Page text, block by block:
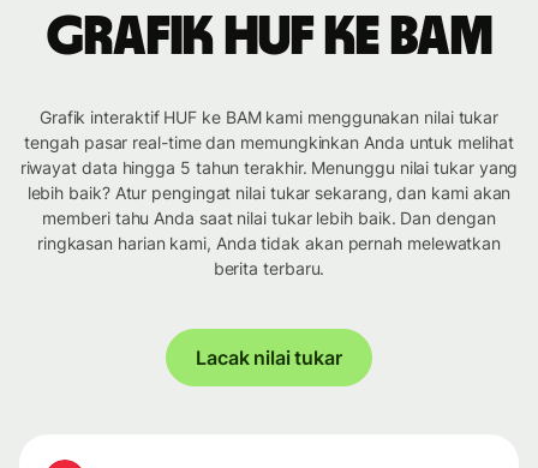
Grafik HUF ke BAM
Grafik interaktif HUF ke BAM kami menggunakan nilai tukar
tengah pasar real-time dan memungkinkan Anda untuk melihat
riwayat data hingga 5 tahun terakhir. Menunggu nilai tukar yang
lebih baik? Atur pengingat nilai tukar sekarang, dan kami akan
memberi tahu Anda saat nilai tukar lebih baik. Dan dengan
ringkasan harian kami, Anda tidak akan pernah melewatkan
berita terbaru.
Lacak nilai tukar